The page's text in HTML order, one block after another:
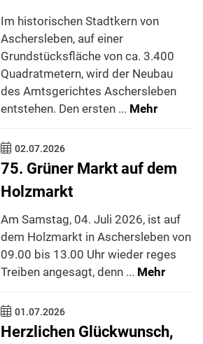
Im historischen Stadtkern von
Aschersleben, auf einer
Grundstücksfläche von ca. 3.400
Quadratmetern, wird der Neubau
des Amtsgerichtes Aschersleben
entstehen. Den ersten ... Mehr
02.07.2026
75. Grüner Markt auf dem
Holzmarkt
Am Samstag, 04. Juli 2026, ist auf
dem Holzmarkt in Aschersleben von
09.00 bis 13.00 Uhr wieder reges
Treiben angesagt, denn ... Mehr
01.07.2026
Herzlichen Glückwunsch,